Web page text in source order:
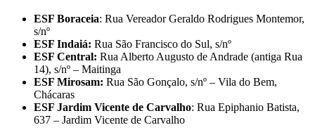
ESF Boraceia: Rua Vereador Geraldo Rodrigues Montemor,
s/nº
ESF Indaiá: Rua São Francisco do Sul, s/nº
ESF Central: Rua Alberto Augusto de Andrade (antiga Rua
14), s/nº – Maitinga
ESF Mirosam: Rua São Gonçalo, s/nº – Vila do Bem,
Chácaras
ESF Jardim Vicente de Carvalho: Rua Epiphanio Batista,
637 – Jardim Vicente de Carvalho